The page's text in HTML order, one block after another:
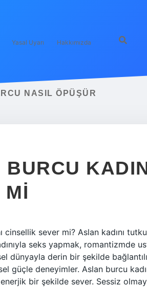
Yasal Uyarı Hakkımızda
NASIL ÖPÜŞÜR
MI
cinsellik sever mi? Aslan kadını
seks yapmak, romantizmde
dünyayla derin bir şekilde
güçle deneyimler. Aslan burcu
bir şekilde sever. Sessiz